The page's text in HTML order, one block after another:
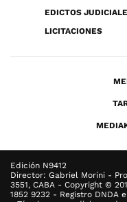
EDICTOS
LICITACIONES
Edición N9412
Director: Gabriel Morini -
3551, CABA - Copyright ©
1852 9232 - Registro DNDA